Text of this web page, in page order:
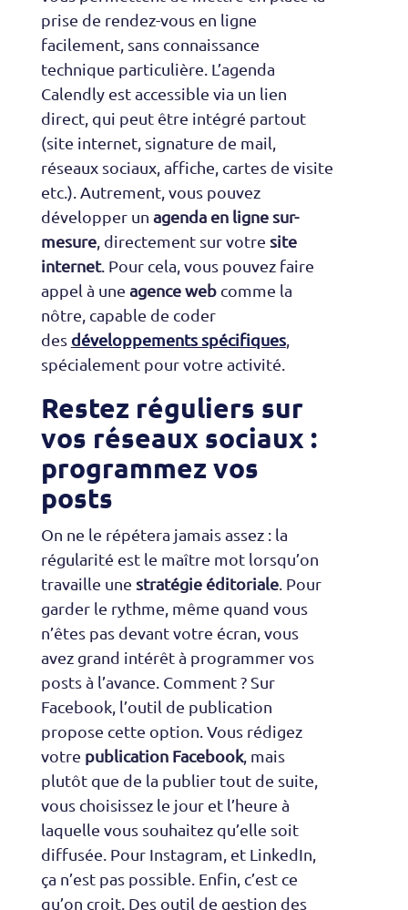
prise de rendez-vous en ligne
facilement, sans connaissance
technique particulière. L’agenda
Calendly est accessible via un lien
direct, qui peut être intégré partout
(site internet, signature de mail,
réseaux sociaux, affiche, cartes de visite
etc.). Autrement, vous pouvez
développer un agenda en ligne sur-
mesure, directement sur votre site
internet. Pour cela, vous pouvez faire
appel à une agence web comme la
nôtre, capable de coder
des développements spécifiques,
spécialement pour votre activité.
Restez réguliers sur
vos réseaux sociaux :
programmez vos
posts
On ne le répétera jamais assez : la
régularité est le maître mot lorsqu’on
travaille une stratégie éditoriale. Pour
garder le rythme, même quand vous
n’êtes pas devant votre écran, vous
avez grand intérêt à programmer vos
posts à l’avance. Comment ? Sur
Facebook, l’outil de publication
propose cette option. Vous rédigez
votre publication Facebook, mais
plutôt que de la publier tout de suite,
vous choisissez le jour et l’heure à
laquelle vous souhaitez qu’elle soit
diffusée. Pour Instagram, et LinkedIn,
ça n’est pas possible. Enfin, c’est ce
qu’on croit. Des outil de gestion des